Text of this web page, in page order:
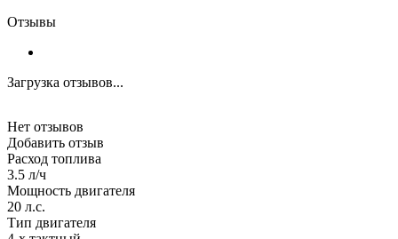
Отзывы
Загрузка отзывов...
Нет отзывов
Добавить отзыв
Расход топлива
3.5 л/ч
Мощность двигателя
20 л.с.
Тип двигателя